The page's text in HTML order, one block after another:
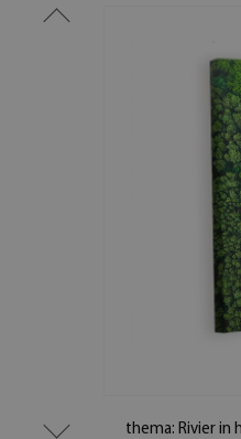
thema: Rivier in